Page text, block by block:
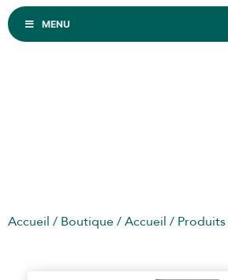
MENU
Accueil / Boutique/Accueil /